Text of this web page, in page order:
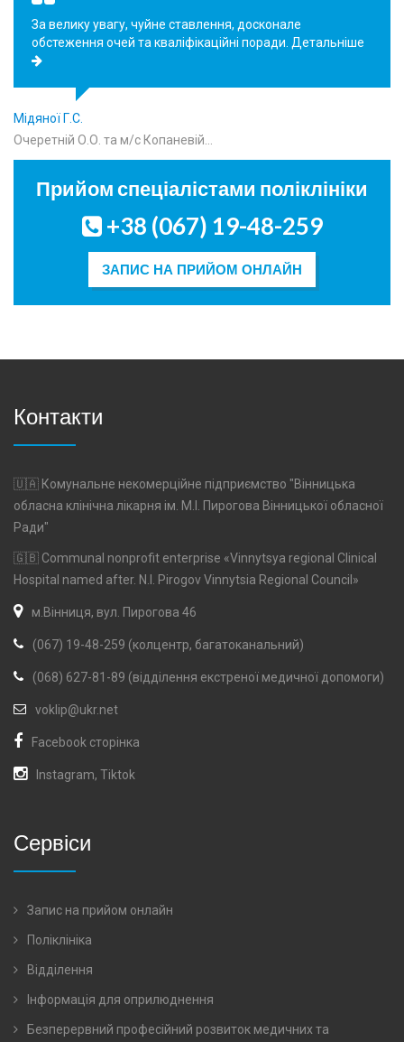
За велику увагу, чуйне ставлення, досконале
обстеження очей та кваліфікаційні поради. Детальніше
Мідяної Г.С.
Очеретній О.О. та м/с Копаневій…
Прийом спеціалістами поліклініки
+38 (067) 19-48-259
ЗАПИС НА ПРИЙОМ ОНЛАЙН
Контакти
🇺🇦 Комунальне некомерційне підприємство "Вінницька
обласна клінічна лікарня ім. М.І. Пирогова Вінницької обласної
Ради"
🇬🇧 Communal nonprofit enterprise «Vinnytsya regional Clinical
Hospital named after. N.I. Pirogov Vinnytsia Regional Council»
м.Вінниця, вул. Пирогова 46
(067) 19-48-259 (колцентр, багатоканальний)
(068) 627-81-89 (відділення екстреної медичної допомоги)
voklip@ukr.net
Facebook сторінка
Instagram, Tiktok
Сервіси
Запис на прийом онлайн
Поліклініка
Відділення
Інформація для оприлюднення
Безперервний професійний розвиток медичних та